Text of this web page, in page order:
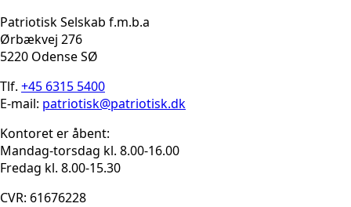
Patriotisk Selskab f.m.b.a
Ørbækvej 276
5220 Odense SØ
Tlf. +45 6315 5400
E-mail: patriotisk@patriotisk.dk
Kontoret er åbent:
Mandag-torsdag kl. 8.00-16.00
Fredag kl. 8.00-15.30
CVR: 61676228